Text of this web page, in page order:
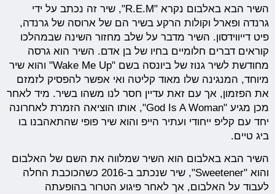
השיר הבא באלבום נקרא "​R.E.M", שיר זה נכתב על ידי
גרנדה ופארל וקולות הרקע בשיר הם של ארוסה של גרנדה,
פיט דייווידסון. השיר מדבר על שלב מחזור השינה שבמהלכו
קוראים דברים חלומיים בחיו של בן אדם. השיר הוא גרסה
מחודשת לשיר גנוז של ביונסה בשם "Wake Me Up" והוא שיר
מיוחד, המנגינה שלו מאוד קליטה ואי אפשר להפסיק לזמזם
את הפזמון, אך עם זאת עדיין חסר לנו משהו בשיר. מיד לאחר
מכן מגיע "​God Is A Woman", אותו הוציאה הזמרת לאחרונה
יחד עם קליפ ייחודי ועתיר הייפ והוא שיר פופי שהתאהבנו בו
ביג טיים.
השיר הבא באלבום הוא השיר שמלווה את השם של האלבום
והוא "Sweetener", שיר שנכתב ב-2016 כשהכוכבת החלה
לעבוד על האלבום, אך לאחר פיגוע הטרור בהופעתה